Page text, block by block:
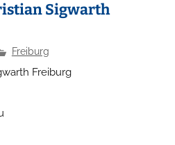
Sigwarth
Freiburg
Freiburg